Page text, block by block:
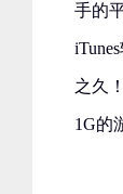
手的
之久
1G的